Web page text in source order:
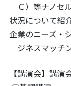
Ｃ）等ナノセ
状況について紹
企業のニーズ・
ジネスマッチ
【講演会】講